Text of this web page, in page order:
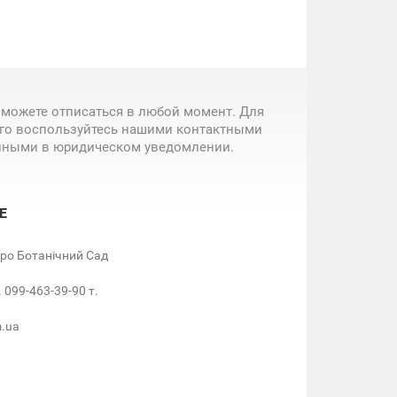
отписаться в любой момент. Для
воспользуйтесь нашими контактными
в юридическом уведомлении.
Ботанічний Сад
463-39-90 т.